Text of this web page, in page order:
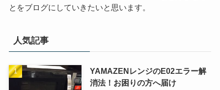
とをブログにしていきたいと思います。
人気記事
YAMAZENレンジのE02エラー解
消法！お困りの方へ届け